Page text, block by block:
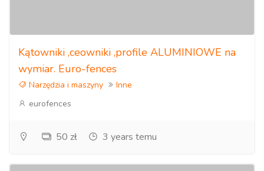
Kątowniki ,ceowniki ,profile ALUMINIOWE na
wymiar. Euro-fences
Narzędzia i maszyny
Inne
eurofences
50 zł 3 years temu